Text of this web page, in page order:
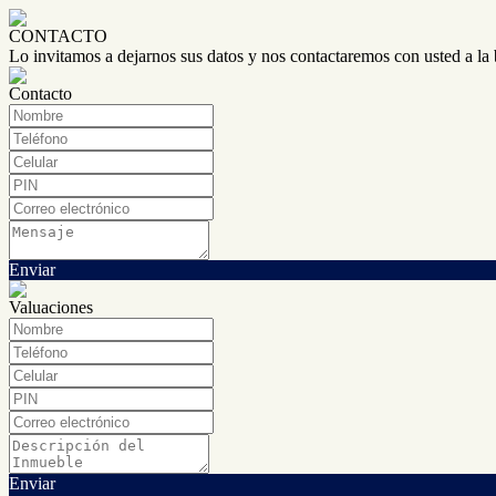
CONTACTO
Lo invitamos a dejarnos sus datos y nos contactaremos con usted a la
Contacto
Enviar
Valuaciones
Enviar